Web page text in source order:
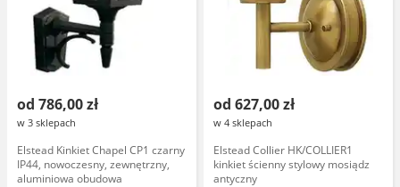
od 786,00 zł
w 3 sklepach
Elstead Kinkiet Chapel CP1 czarny
IP44, nowoczesny, zewnętrzny,
aluminiowa obudowa
od 627,00 zł
w 4 sklepach
Elstead Collier HK/COLLIER1
kinkiet ścienny stylowy mosiądz
antyczny